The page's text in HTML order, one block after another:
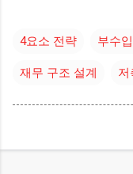
4요소 전략 부수
재무 구조 설계 저